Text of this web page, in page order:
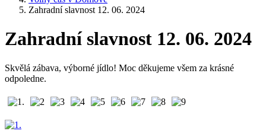
Zahradní slavnost 12. 06. 2024
Zahradní slavnost 12. 06. 2024
Skvělá zábava, výborné jídlo! Moc děkujeme všem za krásné
odpoledne.